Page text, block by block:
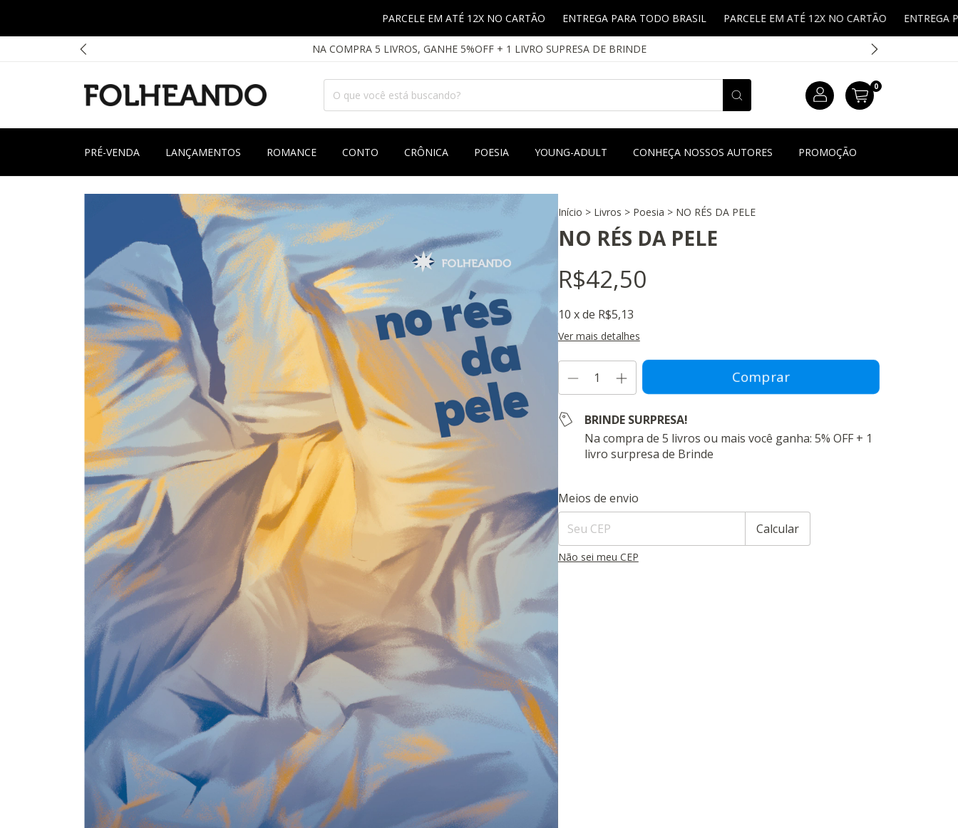
PARCELE EM ATÉ 12X NO CARTÃO ENTREGA PARA TODO BRASIL PARCELE EM ATÉ 12X NO CARTÃO ENTREGA PARA TODO
NA COMPRA 5 LIVROS, GANHE 5%OFF + 1 LIVRO SUPRESA DE BRINDE
0
PRÉ-VENDA LANÇAMENTOS ROMANCE CONTO CRÔNICA POESIA YOUNG-ADULT CONHEÇA NOSSOS AUTORES PROMOÇÃO
Início > Livros > Poesia > NO RÉS DA PELE
NO RÉS DA PELE
R$42,50
10 x de R$5,13
Ver mais detalhes
BRINDE SURPRESA!
Na compra de 5 livros ou mais você ganha: 5% OFF + 1
livro surpresa de Brinde
Entregas para o CEP:
Meios de envio
Calcular
Não sei meu CEP